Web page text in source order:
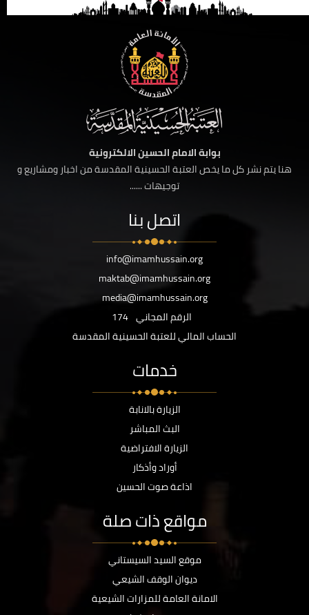
بوابة الامام الحسين الالكترونية
هنا يتم نشر كل ما يخص العتبة الحسينية المقدسة من اخبار ومشاريع و
توجيهات ......
اتصل بنا
info@imamhussain.org
maktab@imamhussain.org
media@imamhussain.org
الرقم المجاني 174
الحساب المالي للعتبة الحسينية المقدسة
خدمات
الزيارة بالانابة
البث المباشر
الزيارة الافتراضية
أوراد وأذكار
اذاعة صوت الحسين
مواقع ذات صلة
موقع السيد السيستاني
ديوان الوقف الشيعي
الامانة العامة للمزارات الشيعية